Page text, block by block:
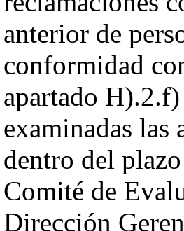
anterior de
conformidad
apartado
examinadas las
dentro del
Comité de
Dirección